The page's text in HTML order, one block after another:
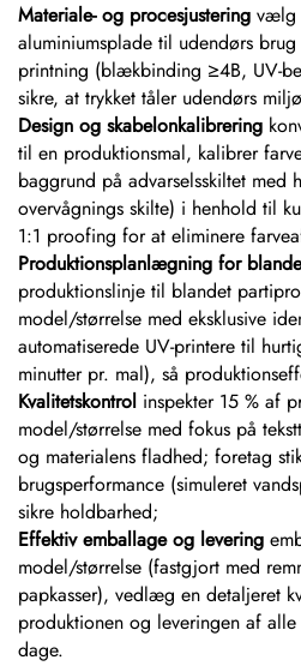
Materiale- og procesjustering vælg
aluminiumsplade til udendørs
printning (blækbinding ≥4B, UV-
sikre, at trykket tåler udendørs
Design og skabelonkalibrering
til en produktionsmal, kalibrer
baggrund på advarselsskiltet med
overvågnings skilte) i henhold til
1:1 proofing for at eliminere
Produktionsplanlægning for
produktionslinje til blandet
model/størrelse med eksklusive
automatiserede UV-printere til
minutter pr. mal), så
Kvalitetskontrol inspekter 15 % af
model/størrelse med fokus på
og materialens fladhed; foretag
brugsperformance (simuleret
sikre holdbarhed;
Effektiv emballage og levering
model/størrelse (fastgjort med
papkasser), vedlæg en detaljeret
produktionen og leveringen af
dage.